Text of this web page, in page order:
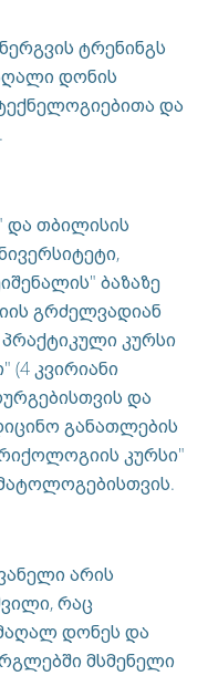
ტრენინგს
დონის
და
და თბილისის
ბაზაზე
გრძელვადიან
კურსი
(4 კვირიანი
და
განათლების
კურსი"
არის
რაც
დონეს და
მსმენელი